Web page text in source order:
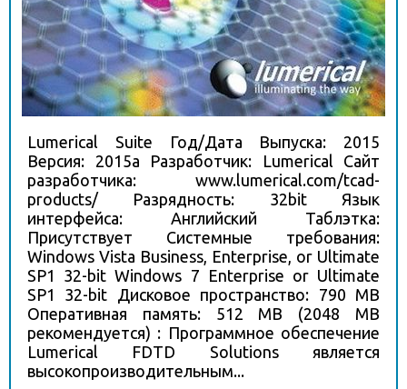
Lumerical Suite Год/Дата Выпуска: 2015
Версия: 2015a Разработчик: Lumerical Сайт
разработчика: www.lumerical.com/tcad-
products/ Разрядность: 32bit Язык
интерфейса: Английский Таблэтка:
Присутствует Системные требования:
Windows Vista Business, Enterprise, or Ultimate
SP1 32-bit Windows 7 Enterprise or Ultimate
SP1 32-bit Дисковое пространство: 790 MB
Оперативная память: 512 MB (2048 MB
рекомендуется) : Программное обеспечение
Lumerical FDTD Solutions является
высокопроизводительным...